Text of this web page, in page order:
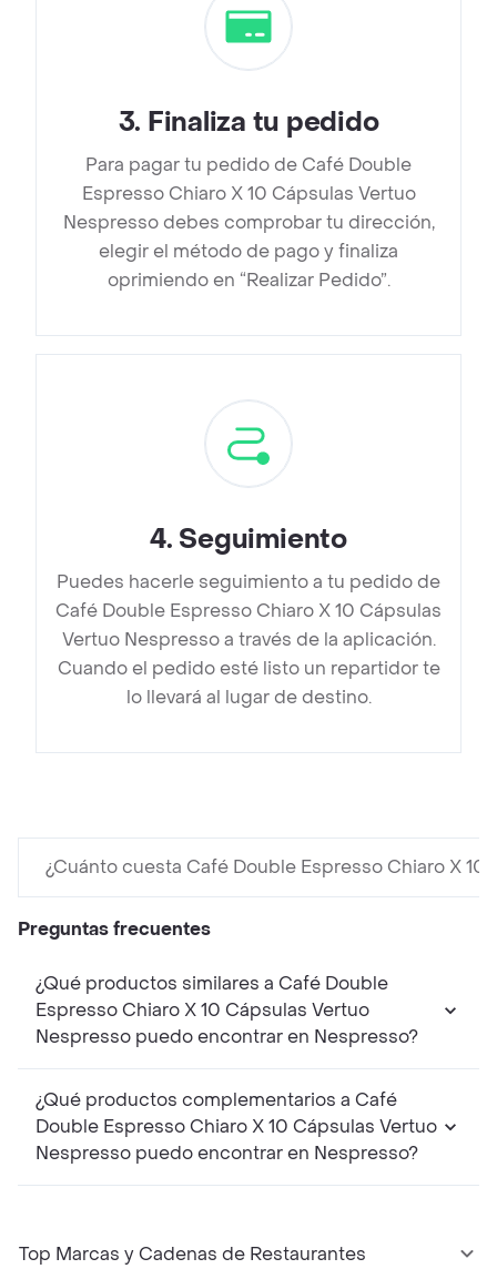
3. Finaliza tu pedido
Para pagar tu pedido de Café Double
Espresso Chiaro X 10 Cápsulas Vertuo
Nespresso debes comprobar tu dirección,
elegir el método de pago y finaliza
oprimiendo en “Realizar Pedido”.
4. Seguimiento
Puedes hacerle seguimiento a tu pedido de
Café Double Espresso Chiaro X 10 Cápsulas
Vertuo Nespresso a través de la aplicación.
Cuando el pedido esté listo un repartidor te
lo llevará al lugar de destino.
¿Cuánto cuesta Café Double Espresso Chiaro X 10
Preguntas frecuentes
¿Qué productos similares a Café Double
Espresso Chiaro X 10 Cápsulas Vertuo
Nespresso puedo encontrar en Nespresso?
¿Qué productos complementarios a Café
Double Espresso Chiaro X 10 Cápsulas Vertuo
Nespresso puedo encontrar en Nespresso?
Top Marcas y Cadenas de Restaurantes